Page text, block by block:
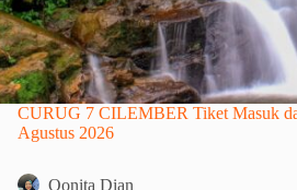
CURUG 7 CILEMBER Tiket Masuk
Agustus 2026
Qonita Dian